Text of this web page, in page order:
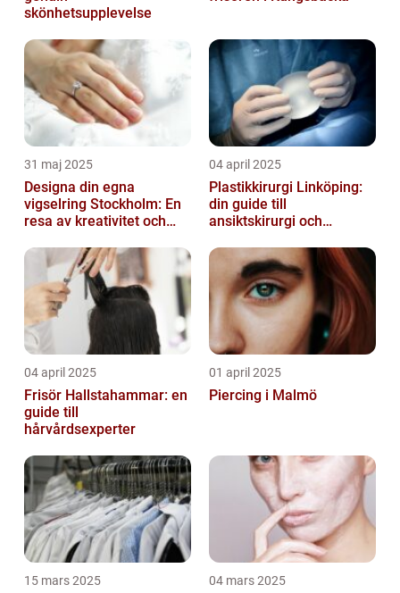
skönhetsupplevelse
31 maj 2025
Designa din egna
vigselring Stockholm: En
resa av kreativitet och
04 april 2025
Plastikkirurgi Linköping:
din guide till
ansiktskirurgi och
04 april 2025
Frisör Hallstahammar: en
guide till
hårvårdsexperter
01 april 2025
Piercing i Malmö
15 mars 2025 04 mars 2025